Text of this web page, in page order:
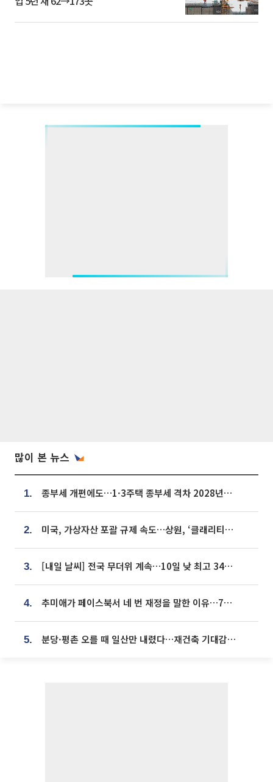
많이 본 뉴스
1. 종부세 개편에도…1·3주택 종부세 격차 2028년부터 확대
2. 미국, 가상자산 포괄 규제 속도…상원, ‘클래리티법’ 9월 절차투표 추진
3. [내일 날씨] 전국 무더위 계속…10일 낮 최고 34도 육박
4. 추미애가 페이스북서 네 번 재정을 말한 이유…7700억 추경 열쇠는 도의회에
5. 분당·평촌 오를 때 일산만 내렸다…재건축 기대감도 ‘무색’